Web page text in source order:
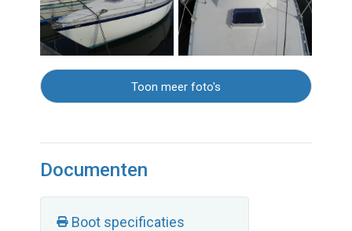
Toon meer foto's
Documenten
Boot specificaties